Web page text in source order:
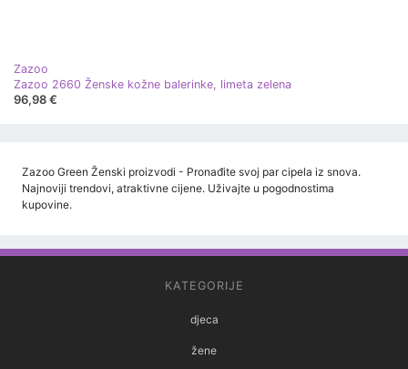
Zazoo
Zazoo 2660 Ženske kožne balerinke, limeta zelena
96,98 €
Zazoo Green Ženski proizvodi - Pronađite svoj par cipela iz snova.
Najnoviji trendovi, atraktivne cijene. Uživajte u pogodnostima
kupovine.
KATEGORIJE
djeca
žene